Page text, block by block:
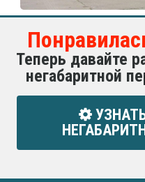
Теперь давайте
негабаритной